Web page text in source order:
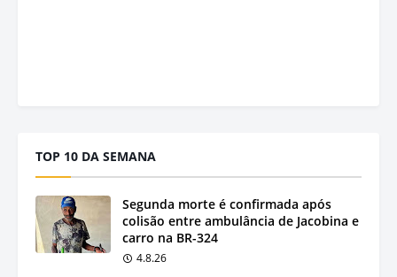
TOP 10 DA SEMANA
Segunda morte é confirmada após
colisão entre ambulância de Jacobina e
carro na BR-324
4.8.26